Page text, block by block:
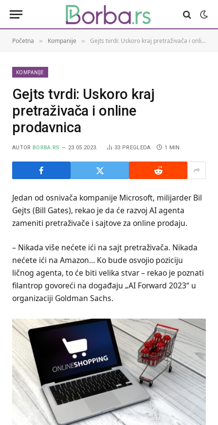
Početna » Kompanije » Gejts tvrdi: Uskoro kraj pretraživača i online prodavnica
KOMPANIJE
Gejts tvrdi: Uskoro kraj
pretraživača i online
prodavnica
AUTOR BORBA.RS 23.05.2023. 33 PREGLEDA 1 MIN.
Jedan od osnivača kompanije Microsoft, milijarder Bil
Gejts (Bill Gates), rekao je da će razvoj AI agenta
zameniti pretraživače i sajtove za online prodaju.
– Nikada više nećete ići na sajt pretraživača. Nikada
nećete ići na Amazon… Ko bude osvojio poziciju
ličnog agenta, to će biti velika stvar – rekao je poznati
filantrop govoreći na događaju „AI Forward 2023“ u
organizaciji Goldman Sachs.